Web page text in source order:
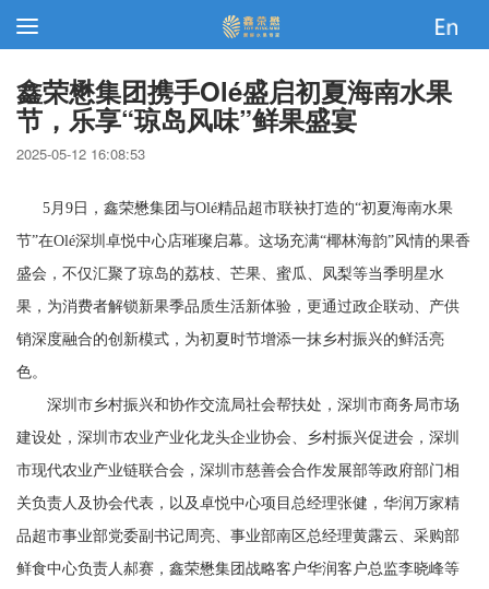
鑫荣懋集团携手Olé盛启初夏海南水果
节，乐享“琼岛风味”鲜果盛宴
2025-05-12 16:08:53
5月9日，鑫荣懋集团与Olé精品超市联袂打造的“初夏海南水果
节”在Olé深圳卓悦中心店璀璨启幕。这场充满“椰林海韵”风情的果香
盛会，不仅汇聚了琼岛的荔枝、芒果、蜜瓜、凤梨等当季明星水
果，为消费者解锁新果季品质生活新体验，更通过政企联动、产供
销深度融合的创新模式，为初夏时节增添一抹乡村振兴的鲜活亮
色。
深圳市乡村振兴和协作交流局社会帮扶处，深圳市商务局市场
建设处，深圳市农业产业化龙头企业协会、乡村振兴促进会，深圳
市现代农业产业链联合会，深圳市慈善会合作发展部等政府部门相
关负责人及协会代表，以及卓悦中心项目总经理张健，华润万家精
品超市事业部党委副书记周亮、事业部南区总经理黄露云、采购部
鲜食中心负责人郝赛，鑫荣懋集团战略客户华润客户总监李晓峰等